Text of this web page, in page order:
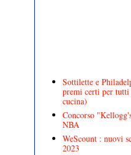
Sottilette e
premi certi per tutti
cucina)
Concorso
NBA
WeScount : nuovi
2023